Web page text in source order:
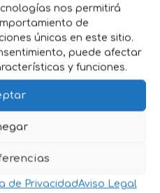
nos permitirá
de
únicas en este sitio.
puede afectar
y funciones.
de PrivacidadAviso Legal
sin esfuerzo.
permite una
asegurando un
los animales.
La tolva está
al mínimo el
lo que se traduce
HARÁN TU